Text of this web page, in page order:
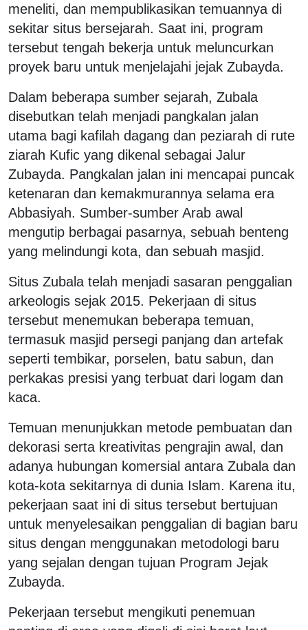
meneliti, dan mempublikasikan temuannya di
sekitar situs bersejarah. Saat ini, program
tersebut tengah bekerja untuk meluncurkan
proyek baru untuk menjelajahi jejak Zubayda.
Dalam beberapa sumber sejarah, Zubala
disebutkan telah menjadi pangkalan jalan
utama bagi kafilah dagang dan peziarah di rute
ziarah Kufic yang dikenal sebagai Jalur
Zubayda. Pangkalan jalan ini mencapai puncak
ketenaran dan kemakmurannya selama era
Abbasiyah. Sumber-sumber Arab awal
mengutip berbagai pasarnya, sebuah benteng
yang melindungi kota, dan sebuah masjid.
Situs Zubala telah menjadi sasaran penggalian
arkeologis sejak 2015. Pekerjaan di situs
tersebut menemukan beberapa temuan,
termasuk masjid persegi panjang dan artefak
seperti tembikar, porselen, batu sabun, dan
perkakas presisi yang terbuat dari logam dan
kaca.
Temuan menunjukkan metode pembuatan dan
dekorasi serta kreativitas pengrajin awal, dan
adanya hubungan komersial antara Zubala dan
kota-kota sekitarnya di dunia Islam. Karena itu,
pekerjaan saat ini di situs tersebut bertujuan
untuk menyelesaikan penggalian di bagian baru
situs dengan menggunakan metodologi baru
yang sejalan dengan tujuan Program Jejak
Zubayda.
Pekerjaan tersebut mengikuti penemuan